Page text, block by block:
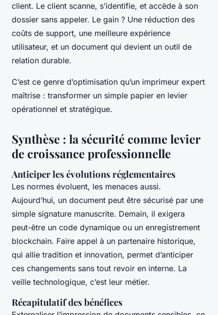
client. Le client scanne, s’identifie, et accède à son
dossier sans appeler. Le gain ? Une réduction des
coûts de support, une meilleure expérience
utilisateur, et un document qui devient un outil de
relation durable.
C’est ce genre d’optimisation qu’un imprimeur expert
maîtrise : transformer un simple papier en levier
opérationnel et stratégique.
Synthèse : la sécurité comme levier
de croissance professionnelle
Anticiper les évolutions réglementaires
Les normes évoluent, les menaces aussi.
Aujourd’hui, un document peut être sécurisé par une
simple signature manuscrite. Demain, il exigera
peut-être un code dynamique ou un enregistrement
blockchain. Faire appel à un partenaire historique,
qui allie tradition et innovation, permet d’anticiper
ces changements sans tout revoir en interne. La
veille technologique, c’est leur métier.
Récapitulatif des bénéfices